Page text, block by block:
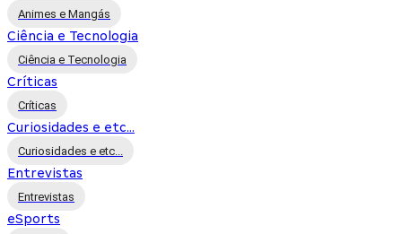
Animes e Mangás
Ciência e Tecnologia
Ciência e Tecnologia
Críticas
Críticas
Curiosidades e etc...
Curiosidades e etc...
Entrevistas
Entrevistas
eSports